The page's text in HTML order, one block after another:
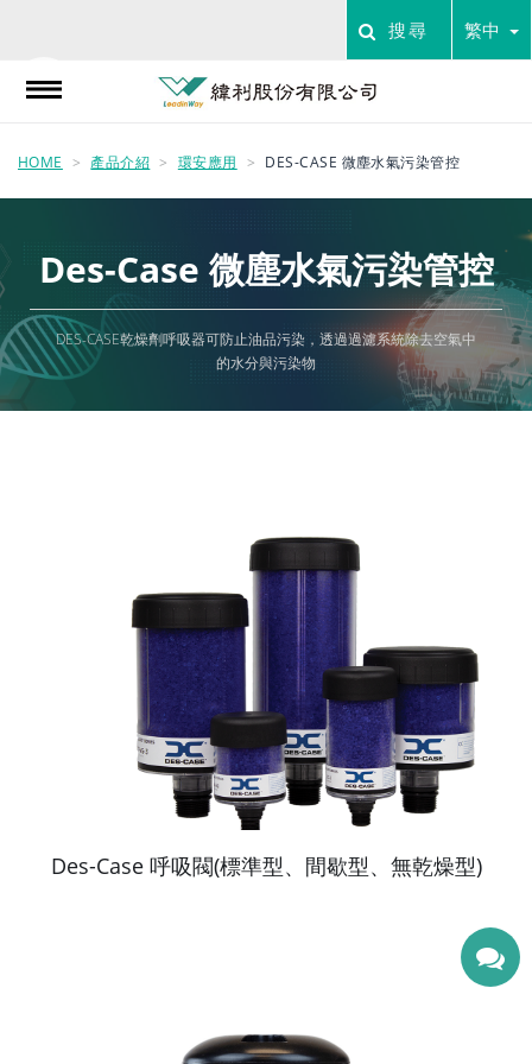
搜尋 繁中
HOME 產品介紹 環安應用 DES-CASE 微塵水氣污染管控
Des-Case 微塵水氣污染管控
DES-CASE乾燥劑呼吸器可防止油品污染，透過過濾系統除去空氣中
的水分與污染物
Des-Case 呼吸閥(標準型、間歇型、無乾燥型)